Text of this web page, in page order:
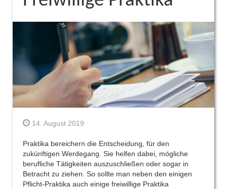
14. August 2019
Praktika bereichern die Entscheidung, für den
zukünftigen Werdegang. Sie helfen dabei, mögliche
berufliche Tätigkeiten auszuschließen oder sogar in
Betracht zu ziehen. So sollte man neben den einigen
Pflicht-Praktika auch einige freiwillige Praktika